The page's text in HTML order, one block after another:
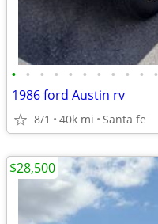
• • • • • • • • • • •
1986 ford Austin rv
8/1 40k mi Santa fe
$28,500